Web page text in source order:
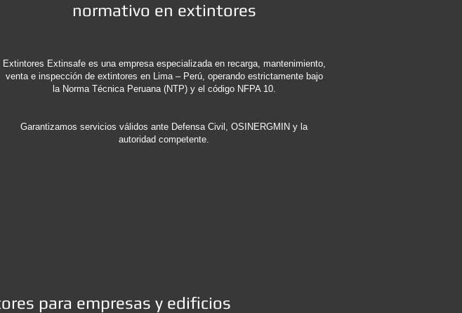
normativo en extintores
Extintores Extinsafe es una empresa especializada en recarga, mantenimiento,
venta e inspección de extintores en Lima – Perú, operando estrictamente bajo
la Norma Técnica Peruana (NTP) y el código NFPA 10.
Garantizamos servicios válidos ante Defensa Civil, OSINERGMIN y la
autoridad competente.
para empresas y edificios